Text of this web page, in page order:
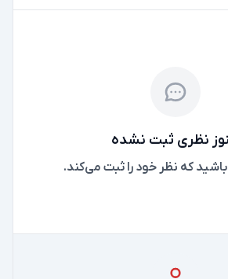
نظری ثبت نشده
که نظر خود را ثبت می‌کند.